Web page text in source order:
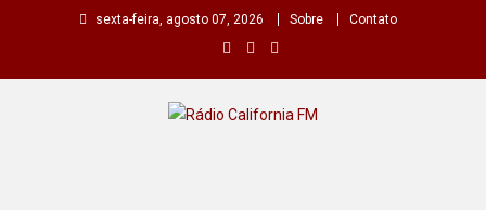
sexta-feira, agosto 07, 2026 Sobre Contato